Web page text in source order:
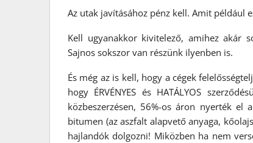
Az utak javításához pénz kell. Amit például
Kell ugyanakkor kivitelező, amihez akár
Sajnos sokszor van részünk ilyenben is.
És még az is kell, hogy a cégek
hogy ÉRVÉNYES és HATÁLYOS
közbeszerzésen, 56%-os áron nyerték
bitumen (az aszfalt alapvető anyaga,
hajlandók dolgozni! Miközben ha nem